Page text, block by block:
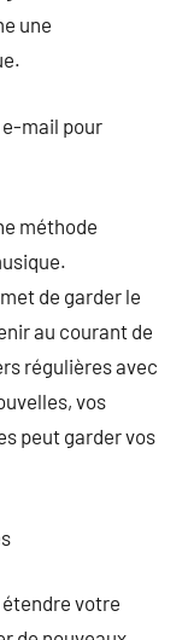
une
mail pour
méthode
de garder le
au courant de
régulières avec
vos
peut garder vos
votre